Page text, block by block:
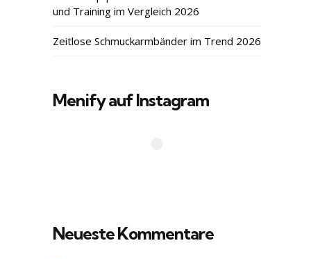
und Training im Vergleich 2026
Zeitlose Schmuckarmbänder im Trend 2026
Menify auf Instagram
Neueste Kommentare